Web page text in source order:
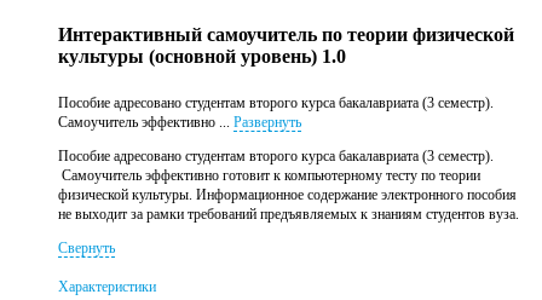
Интерактивный самоучитель по теории физической
культуры (основной уровень) 1.0
Пособие адресовано студентам второго курса бакалавриата (3 семестр).
Самоучитель эффективно ... Развернуть
Пособие адресовано студентам второго курса бакалавриата (3 семестр).
Самоучитель эффективно готовит к компьютерному тесту по теории
физической культуры. Информационное содержание электронного пособия
не выходит за рамки требований предъявляемых к знаниям студентов вуза.
Свернуть
Характеристики